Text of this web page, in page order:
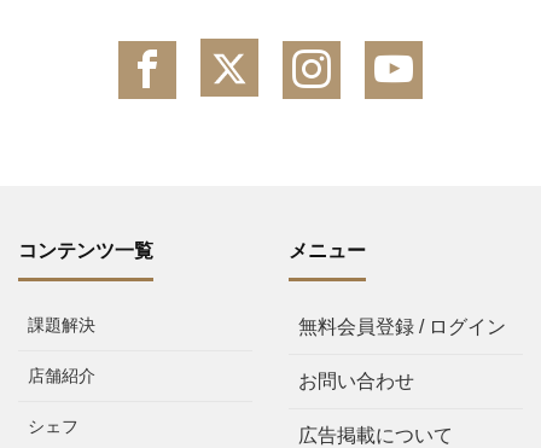
コンテンツ一覧
課題解決
店舗紹介
シェフ
メニュー
無料会員登録 / ログイン
お問い合わせ
広告掲載について